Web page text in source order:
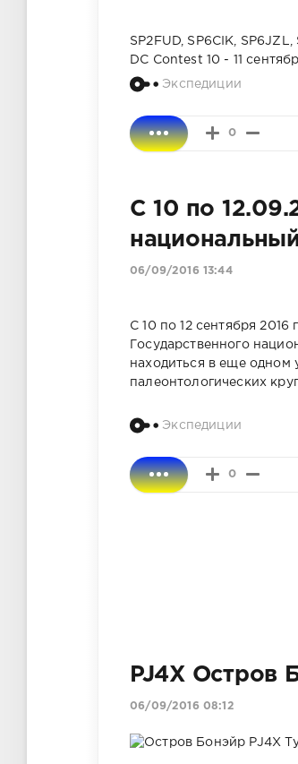
SP2FUD, SP6CIK,
DC Contest 10 - 11
Экспедиции
0
С 10 по
06/09/2016 13:44
С 10 по 12 сентября
Государственного
находиться в еще одном
палеонтологических
Экспедиции
0
PJ4X Остров
06/09/2016 08:12